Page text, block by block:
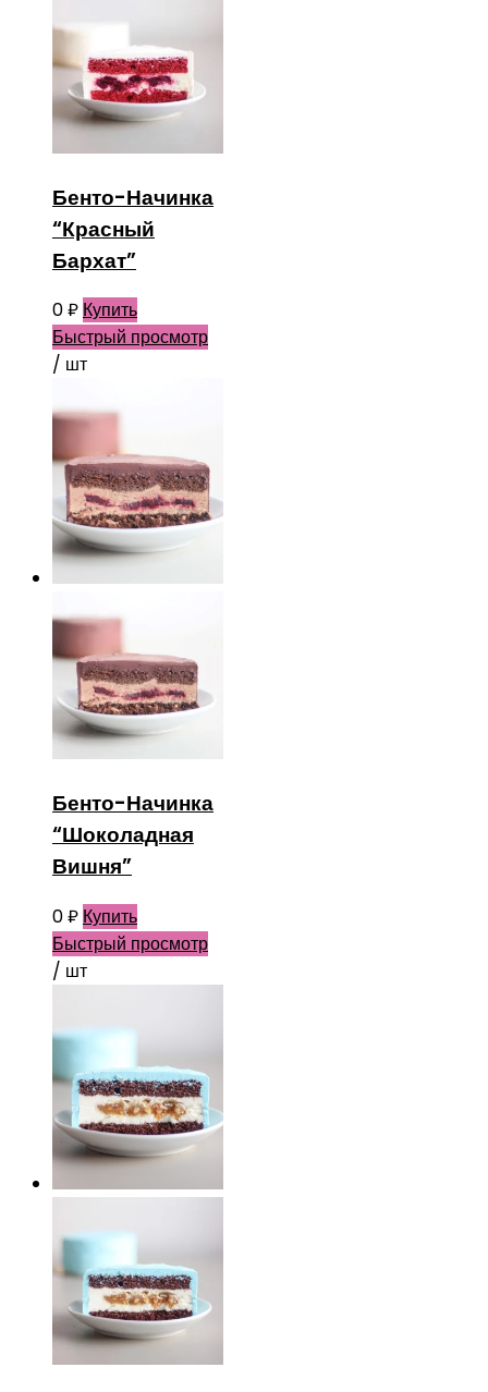
Бенто-Начинка
“Красный
Бархат”
0₽ Купить
Быстрый просмотр
/ шт
Бенто-Начинка
“Шоколадная
Вишня”
0₽ Купить
Быстрый просмотр
/ шт